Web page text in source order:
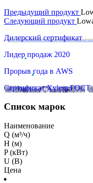
Предыдущий продукт
Следующий продукт
Дилерский сертификат
Лидер продаж 2020
Прорыв года в AWS
Сертификат Xylem
Список марок
Наименование
Q (м³/ч)
H (м)
P (кВт)
U (В)
Цена